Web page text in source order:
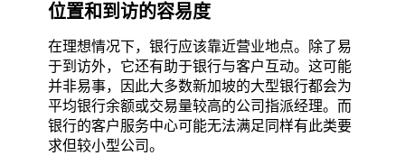
位置和到访的容易度
在理想情况下，银行应该靠近营业地点。除了易
于到访外，它还有助于银行与客户互动。这可能
并非易事，因此大多数新加坡的大型银行都会为
平均银行余额或交易量较高的公司指派经理。而
银行的客户服务中心可能无法满足同样有此类要
求但较小型公司。